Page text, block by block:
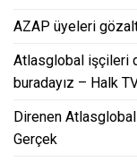
AZAP üyeleri
Atlasglobal işçileri
buradayız – Halk
Direnen
Gerçek